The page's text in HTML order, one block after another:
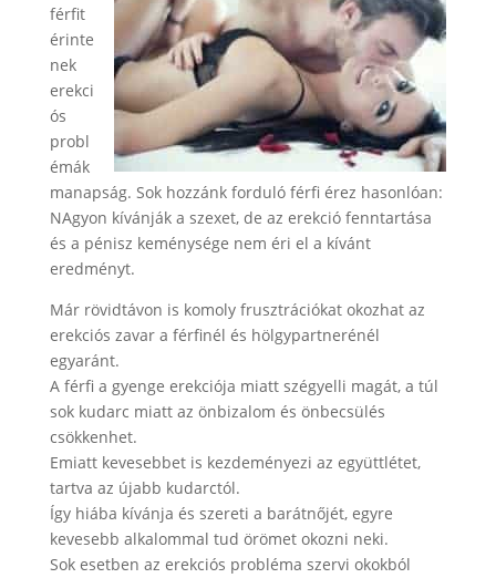
férfit
érinte
nek
erekci
ós
probl
émák
manapság. Sok hozzánk forduló férfi érez hasonlóan:
NAgyon kívánják a szexet, de az erekció fenntartása
és a pénisz keménysége nem éri el a kívánt
eredményt.
Már rövidtávon is komoly frusztrációkat okozhat az
erekciós zavar a férfinél és hölgypartnerénél
egyaránt.
A férfi a gyenge erekciója miatt szégyelli magát, a túl
sok kudarc miatt az önbizalom és önbecsülés
csökkenhet.
Emiatt kevesebbet is kezdeményezi az együttlétet,
tartva az újabb kudarctól.
Így hiába kívánja és szereti a barátnőjét, egyre
kevesebb alkalommal tud örömet okozni neki.
Sok esetben az erekciós probléma szervi okokból